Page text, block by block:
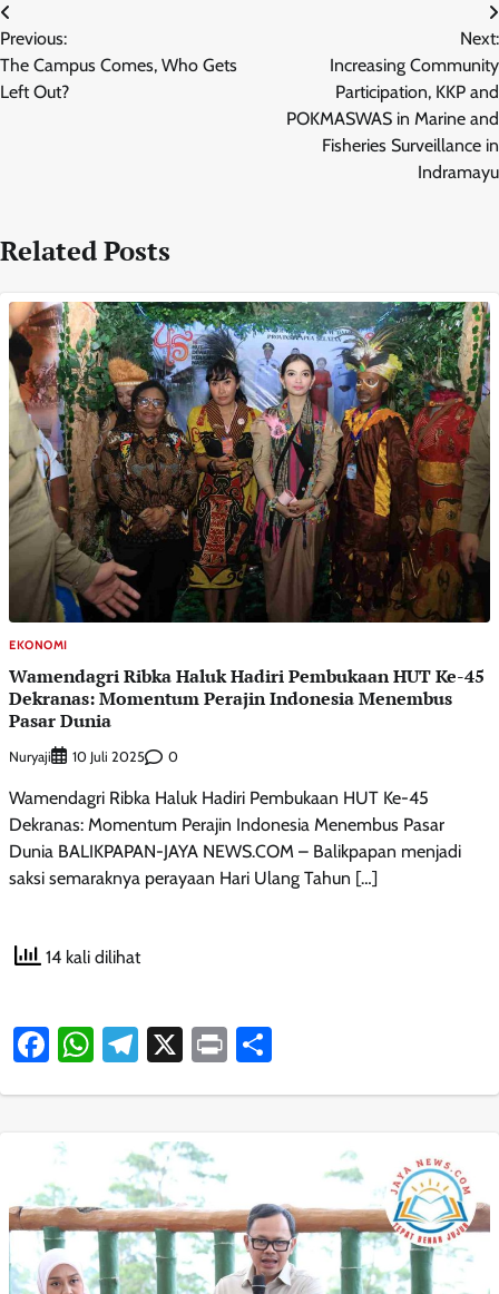
Navigasi
pos
Previous:
The Campus Comes, Who Gets
Left Out?
Next:
Increasing Community
Participation, KKP and
POKMASWAS in Marine and
Fisheries Surveillance in
Indramayu
Related Posts
EKONOMI
Wamendagri Ribka Haluk Hadiri Pembukaan HUT Ke-45
Dekranas: Momentum Perajin Indonesia Menembus
Pasar Dunia
Nuryaji 10 Juli 2025 0
Wamendagri Ribka Haluk Hadiri Pembukaan HUT Ke-45
Dekranas: Momentum Perajin Indonesia Menembus Pasar
Dunia BALIKPAPAN-JAYA NEWS.COM – Balikpapan menjadi
saksi semaraknya perayaan Hari Ulang Tahun […]
14 kali dilihat
Facebook
WhatsApp
Telegram
X Print